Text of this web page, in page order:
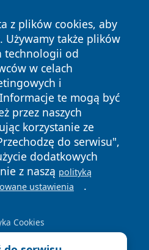
z plików cookies, aby
Używamy także plików
technologii od
w celach
i
te mogą być
przez naszych
korzystanie ze
do serwisu",
dodatkowych
z naszą polityką
ustawienia .
Cookies
Wszystkie prawa
Polityka
Cookies